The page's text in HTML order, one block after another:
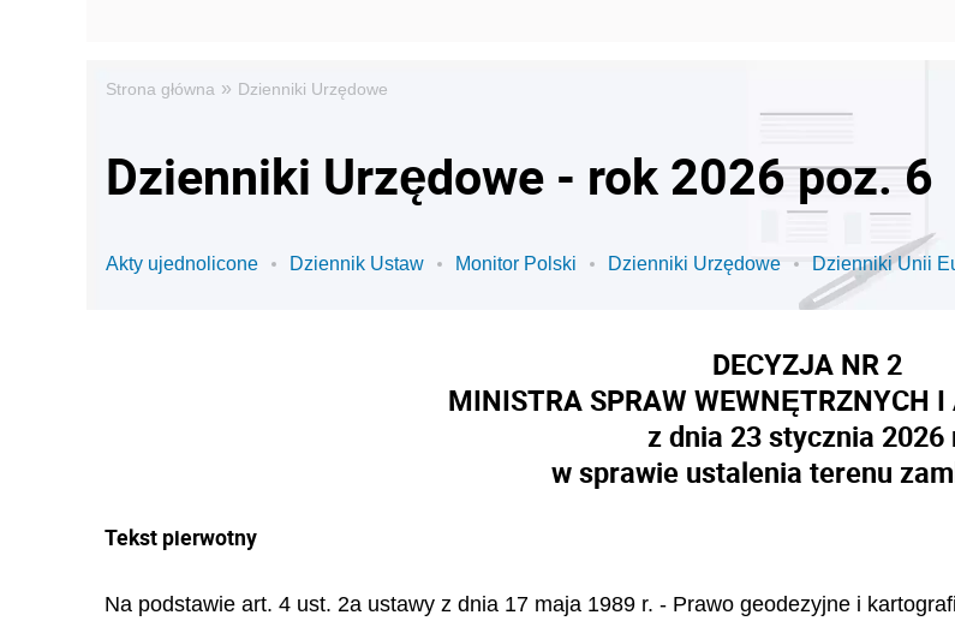
Strona główna » Dzienniki Urzędowe
Dzienniki Urzędowe - rok 2026 poz. 6
Akty ujednolicone Dziennik Ustaw Monitor Polski Dzienniki Urzędowe Dzienniki Unii
DECYZJA NR 2
MINISTRA SPRAW WEWNĘTRZNYCH
z dnia 23 stycznia 2026
w sprawie ustalenia terenu
Tekst pierwotny
Na podstawie art. 4 ust. 2a ustawy z dnia 17 maja 1989 r. - Prawo geodezyjne i